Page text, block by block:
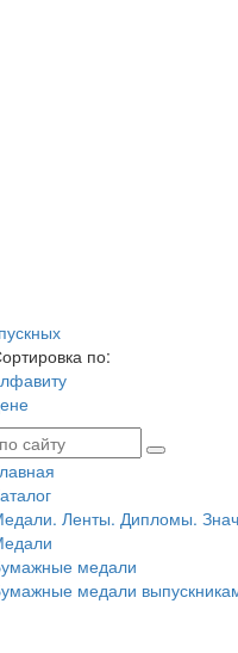
по:
Ленты. Дипломы.
медали
медали